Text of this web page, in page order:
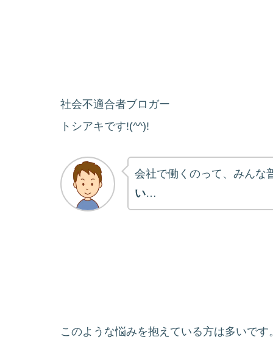
社会不適合者ブロガー
トシアキです!(^^)!
会社で働くのって、みんな
い…
このような悩みを抱えている方は多いです